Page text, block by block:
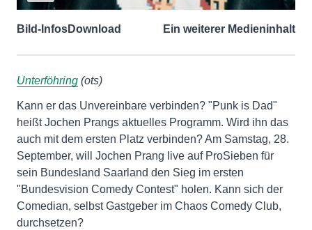
Bild-InfosDownload Ein weiterer Medieninhalt
Unterföhring (ots)
Kann er das Unvereinbare verbinden? "Punk is Dad"
heißt Jochen Prangs aktuelles Programm. Wird ihn das
auch mit dem ersten Platz verbinden? Am Samstag, 28.
September, will Jochen Prang live auf ProSieben für
sein Bundesland Saarland den Sieg im ersten
"Bundesvision Comedy Contest" holen. Kann sich der
Comedian, selbst Gastgeber im Chaos Comedy Club,
durchsetzen?